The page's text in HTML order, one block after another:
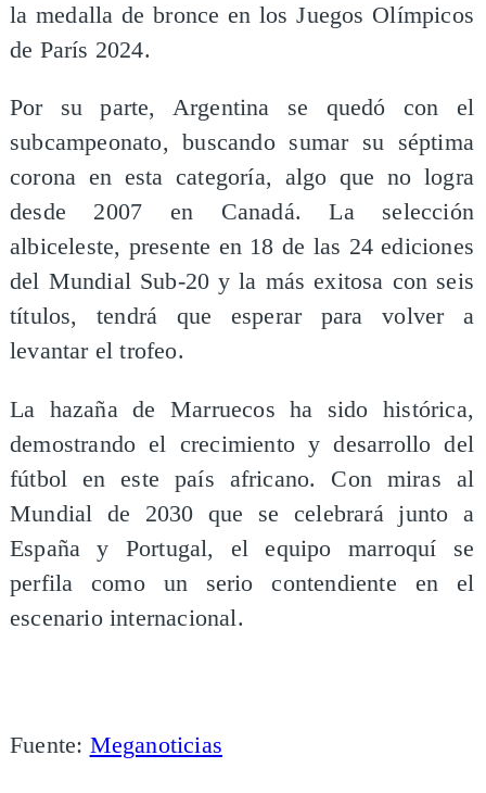
la medalla de bronce en los Juegos Olímpicos
de París 2024.
Por su parte, Argentina se quedó con el
subcampeonato, buscando sumar su séptima
corona en esta categoría, algo que no logra
desde 2007 en Canadá. La selección
albiceleste, presente en 18 de las 24 ediciones
del Mundial Sub-20 y la más exitosa con seis
títulos, tendrá que esperar para volver a
levantar el trofeo.
La hazaña de Marruecos ha sido histórica,
demostrando el crecimiento y desarrollo del
fútbol en este país africano. Con miras al
Mundial de 2030 que se celebrará junto a
España y Portugal, el equipo marroquí se
perfila como un serio contendiente en el
escenario internacional.
Fuente: Meganoticias